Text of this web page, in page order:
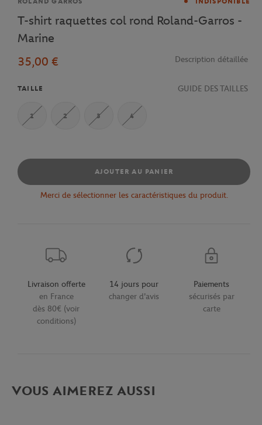
T-shirt raquettes col rond Roland-Garros -
Marine
35,00 €
Description détaillée
TAILLE GUIDE DES TAILLES
1 2 3 4
AJOUTER AU PANIER
Merci de sélectionner les caractéristiques du produit.
Livraison offerte
en France
dès 80€ (voir
conditions)
14 jours pour
changer d'avis
Paiements
sécurisés par
carte
VOUS AIMEREZ AUSSI